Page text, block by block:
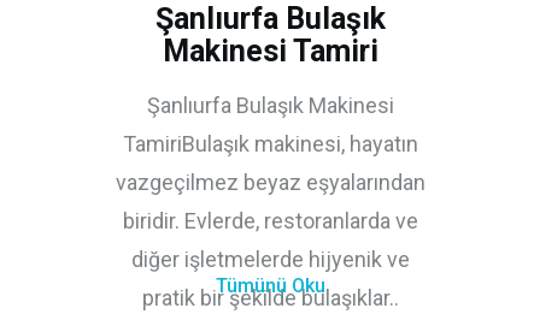
Şanlıurfa Bulaşık
Makinesi Tamiri
Şanlıurfa Bulaşık Makinesi
TamiriBulaşık makinesi, hayatın
vazgeçilmez beyaz eşyalarından
biridir. Evlerde, restoranlarda ve
diğer işletmelerde hijyenik ve
pratik bir şekilde bulaşıklar..
Tümünü Oku